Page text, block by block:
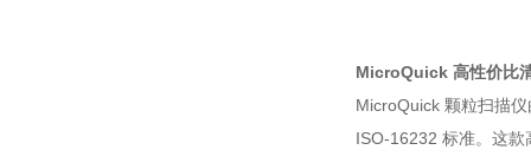
MicroQuick 高性价比
MicroQuick 颗粒扫描
ISO-16232 标准。这